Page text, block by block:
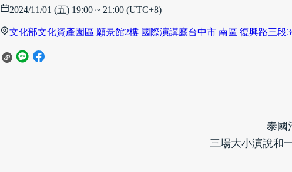
2024/11/01 (五) 19:00 ~ 21:00 (UTC+8)
文化部文化資產園區 願景館2樓 國際演講廳台中市 南區 復興路三段
泰國
三場大小演說和